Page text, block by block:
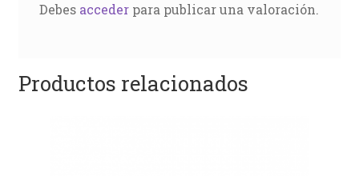
Debes accederpara publicar una valoración.
Productos relacionados